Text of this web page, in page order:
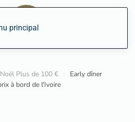
principal
Plus de 100 €
Early dîner
à bord de l'Ivoire